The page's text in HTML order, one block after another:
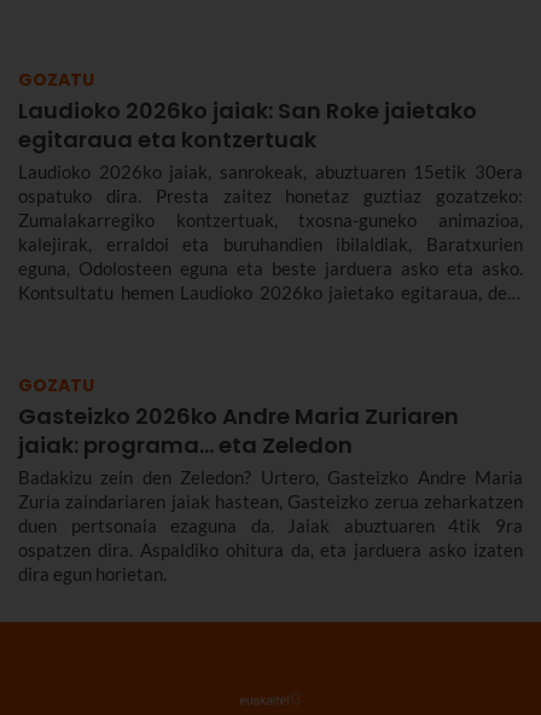
GOZATU
Laudioko 2026ko jaiak: San Roke jaietako
egitaraua eta kontzertuak
Laudioko 2026ko jaiak, sanrokeak, abuztuaren 15etik 30era
ospatuko dira. Presta zaitez honetaz guztiaz gozatzeko:
Zumalakarregiko kontzertuak, txosna-guneko animazioa,
kalejirak, erraldoi eta buruhandien ibilaldiak, Baratxurien
eguna, Odolosteen eguna eta beste jarduera asko eta asko.
Kontsultatu hemen Laudioko 2026ko jaietako egitaraua, den-
GOZATU
Gasteizko 2026ko Andre Maria Zuriaren
jaiak: programa… eta Zeledon
Badakizu zein den Zeledon? Urtero, Gasteizko Andre Maria
Zuria zaindariaren jaiak hastean, Gasteizko zerua zeharkatzen
duen pertsonaia ezaguna da. Jaiak abuztuaren 4tik 9ra
ospatzen dira. Aspaldiko ohitura da, eta jarduera asko izaten
dira egun horietan.